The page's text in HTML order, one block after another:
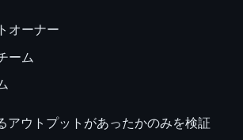
オーナー
ーム
アウトプットがあったかのみを検証